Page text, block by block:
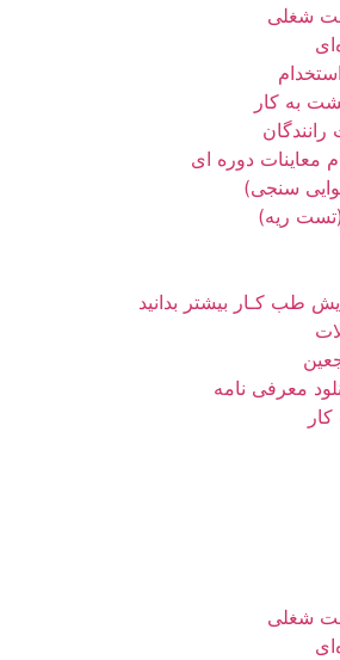
شغلی
به کار
معاینات دوره ای
سنجی)
ریه)
طب کـار بیشتر بدانید
معرفی نامه
شغلی